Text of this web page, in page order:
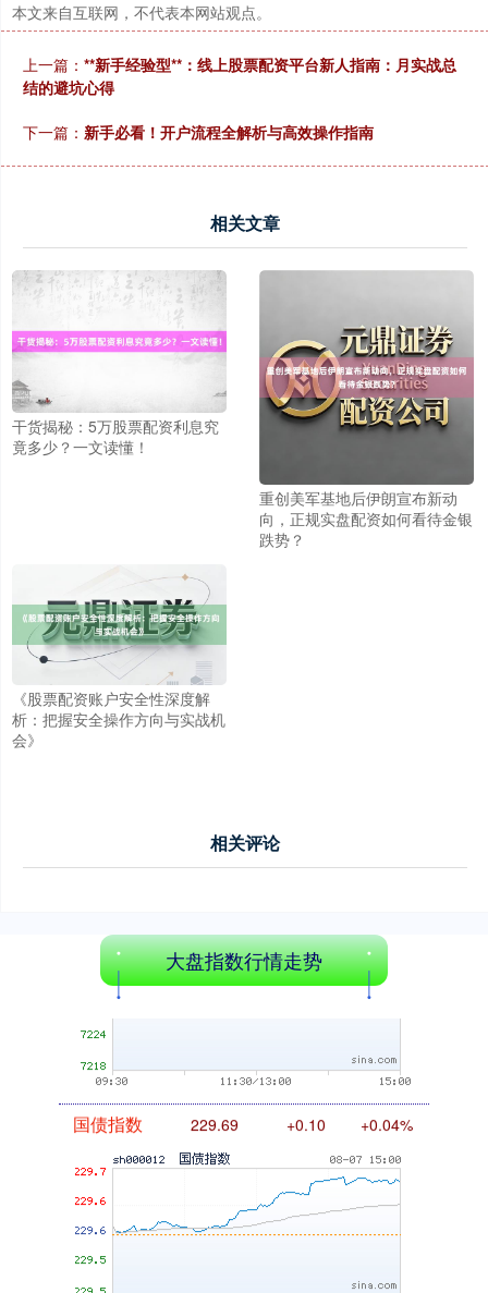
本文来自互联网，不代表本网站观点。
上一篇： **新手经验型**：线上股票配资平台新人指南：月实战总
结的避坑心得
下一篇： 新手必看！开户流程全解析与高效操作指南
相关文章
干货揭秘：5万股票配资利息究
竟多少？一文读懂！
重创美军基地后伊朗宣布新动
向，正规实盘配资如何看待金银
跌势？
《股票配资账户安全性深度解
析：把握安全操作方向与实战机
会》
相关评论
大盘指数行情走势
深证成指 14311.01 +200.89 +1.42%
+11.37 +1.01%
创业板指 3563.12
基金指数 7242.10 +12.30 +0.17%
国债指数 229.69 +0.04%